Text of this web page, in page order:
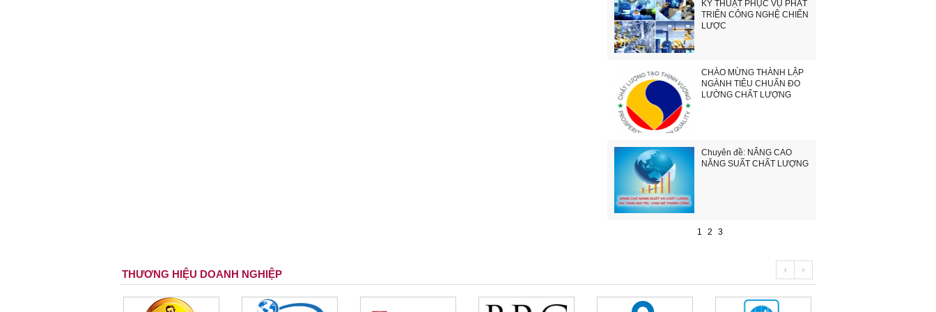
KỸ THUẬT PHỤC VỤ PHÁT
TRIỂN CÔNG NGHỆ CHIẾN
LƯỢC
CHÀO MỪNG THÀNH LẬP
NGÀNH TIÊU CHUẨN ĐO
LƯỜNG CHẤT LƯỢNG
Chuyên đề: NÂNG CAO
NĂNG SUẤT CHẤT LƯỢNG
1 2 3
THƯƠNG HIỆU DOANH NGHIỆP